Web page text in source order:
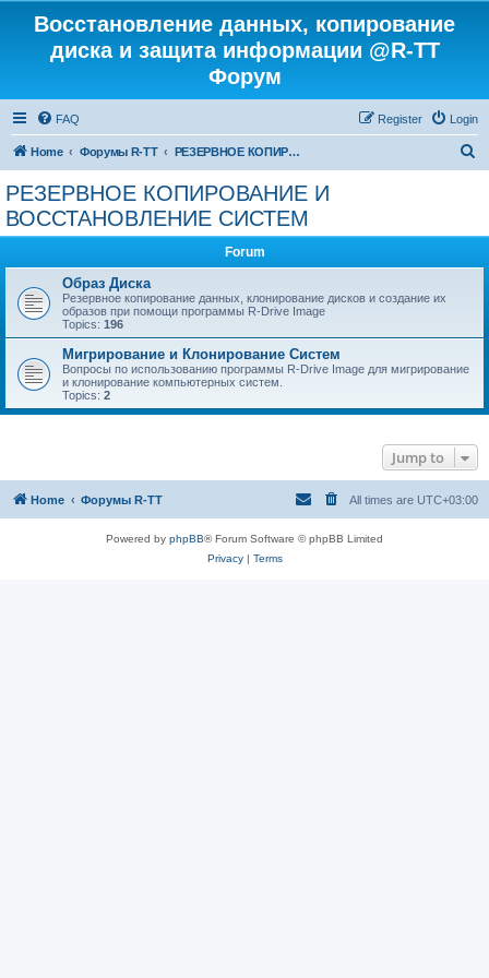
Восстановление данных, копирование
диска и защита информации @R-TT
Форум
FAQ Login
Register
Home Форумы R-TT РЕЗЕРВНОЕ КОПИРОВАНИЕ И ВОССТАНОВЛЕНИЕ СИСТЕМ
РЕЗЕРВНОЕ КОПИРОВАНИЕ И
ВОССТАНОВЛЕНИЕ СИСТЕМ
Forum
Образ Диска
Резервное копирование данных, клонирование дисков и создание их
образов при помощи программы R-Drive Image
Topics: 196
Мигрирование и Клонирование Систем
Вопросы по использованию программы R-Drive Image для мигрирование
и клонирование компьютерных систем.
Topics: 2
Jump to
Home Форумы R-TT All times are UTC+03:00
Powered by phpBB® Forum Software © phpBB Limited
Privacy| Terms